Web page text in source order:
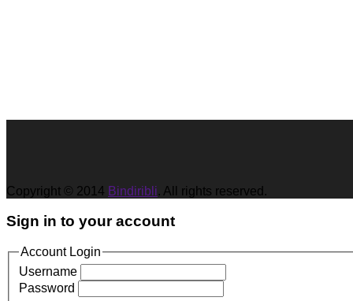
Copyright © 2014 Bindiribli. All rights reserved.
Sign in to your account
Account Login
Username
Password